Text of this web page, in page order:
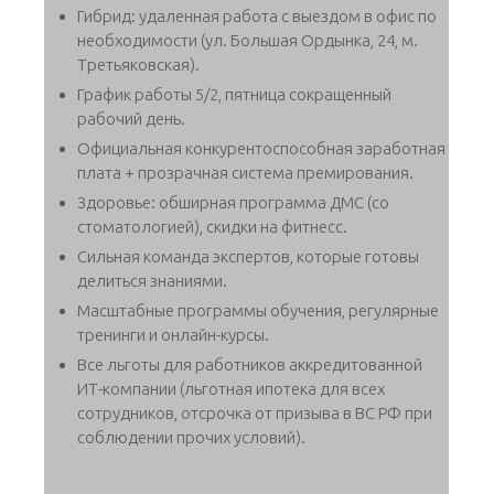
Гибрид: удаленная работа с выездом в офис по
необходимости (ул. Большая Ордынка, 24, м.
Третьяковская).
График работы 5/2, пятница сокращенный
рабочий день.
Официальная конкурентоспособная заработная
плата + прозрачная система премирования.
Здоровье: обширная программа ДМС (со
стоматологией), скидки на фитнесс.
Сильная команда экспертов, которые готовы
делиться знаниями.
Масштабные программы обучения, регулярные
тренинги и онлайн-курсы.
Все льготы для работников аккредитованной
ИТ-компании (льготная ипотека для всех
сотрудников, отсрочка от призыва в ВС РФ при
соблюдении прочих условий).